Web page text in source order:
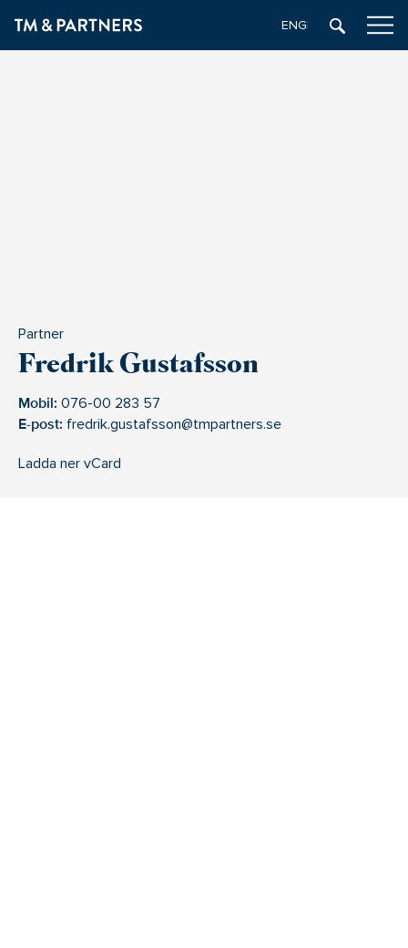
ENGELSKA
Partner
Fredrik Gustafsson
Mobil: 076-00 283 57
E-post: fredrik.gustafsson@tmpartners.se
Ladda ner vCard